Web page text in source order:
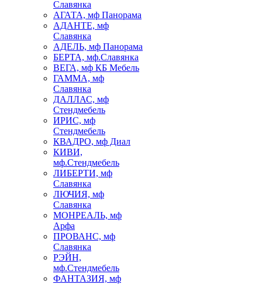
Славянка
АГАТА, мф Панорама
АДАНТЕ, мф
Славянка
АДЕЛЬ, мф Панорама
БЕРТА, мф.Славянка
ВЕГА, мф КБ Мебель
ГАММА, мф
Славянка
ДАЛЛАС, мф
Стендмебель
ИРИС, мф
Стендмебель
КВАДРО, мф Диал
КИВИ,
мф.Стендмебель
ЛИБЕРТИ, мф
Славянка
ЛЮЧИЯ, мф
Славянка
МОНРЕАЛЬ, мф
Арфа
ПРОВАНС, мф
Славянка
РЭЙН,
мф.Стендмебель
ФАНТАЗИЯ, мф